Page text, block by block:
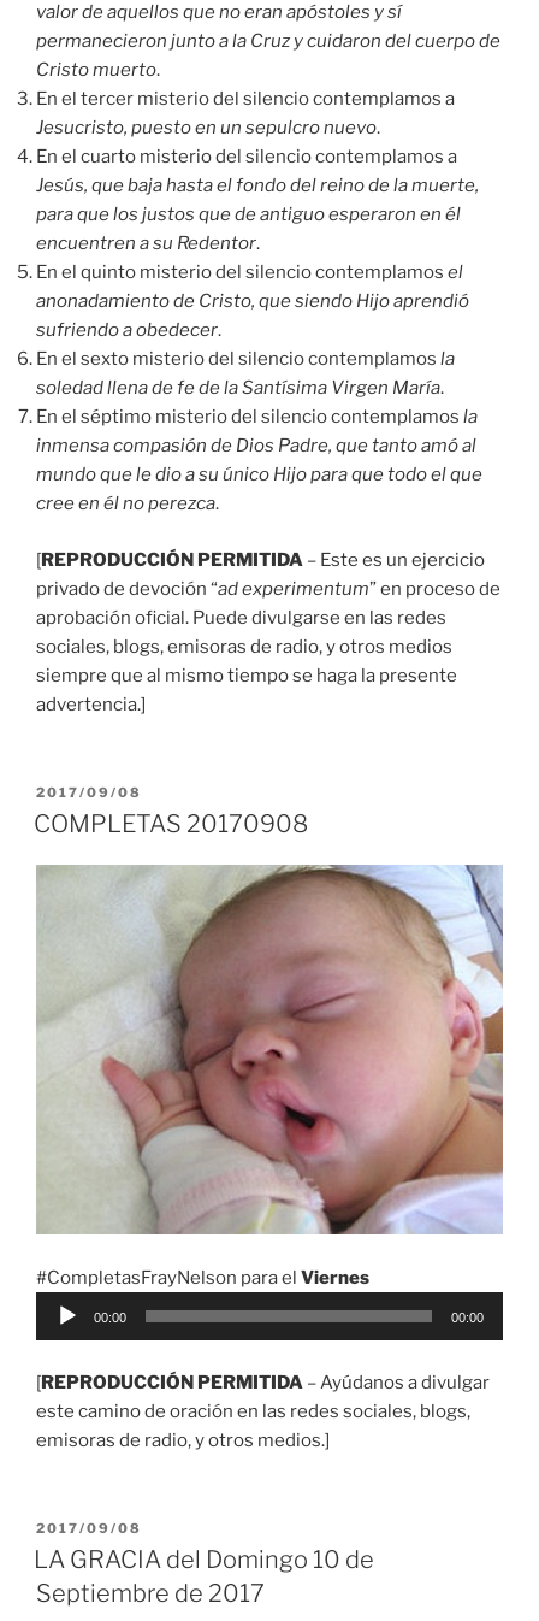
valor de aquellos que no eran apóstoles y sí
permanecieron junto a la Cruz y cuidaron del cuerpo de
Cristo muerto.
En el tercer misterio del silencio contemplamos a
Jesucristo, puesto en un sepulcro nuevo.
En el cuarto misterio del silencio contemplamos a
Jesús, que baja hasta el fondo del reino de la muerte,
para que los justos que de antiguo esperaron en él
encuentren a su Redentor.
En el quinto misterio del silencio contemplamos el
anonadamiento de Cristo, que siendo Hijo aprendió
sufriendo a obedecer.
En el sexto misterio del silencio contemplamos la
soledad llena de fe de la Santísima Virgen María.
En el séptimo misterio del silencio contemplamos la
inmensa compasión de Dios Padre, que tanto amó al
mundo que le dio a su único Hijo para que todo el que
cree en él no perezca.
[REPRODUCCIÓN PERMITIDA – Este es un ejercicio
privado de devoción “ad experimentum” en proceso de
aprobación oficial. Puede divulgarse en las redes
sociales, blogs, emisoras de radio, y otros medios
siempre que al mismo tiempo se haga la presente
advertencia.]
PUBLICADO
EL
2017/09/08
COMPLETAS 20170908
#CompletasFrayNelson para el Viernes
Reproductor
00:00 00:00
[REPRODUCCIÓN PERMITIDA – Ayúdanos a divulgar
este camino de oración en las redes sociales, blogs,
emisoras de radio, y otros medios.]
PUBLICADO
EL
2017/09/08
LA GRACIA del Domingo 10 de
Septiembre de 2017